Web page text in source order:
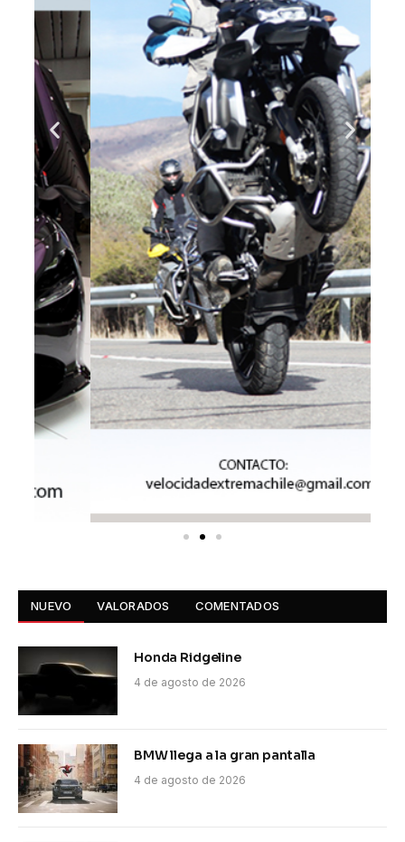
NUEVO VALORADOS COMENTADOS
Honda Ridgeline
4 de agosto de 2026
BMW llega a la gran pantalla
4 de agosto de 2026